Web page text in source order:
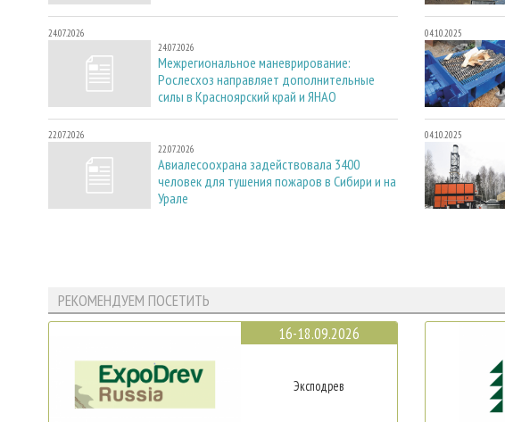
24.07.2026
24.07.2026
Межрегиональное маневрирование:
Рослесхоз направляет дополнительные
силы в Красноярский край и ЯНАО
22.07.2026
22.07.2026
Авиалесоохрана задействовала 3400
человек для тушения пожаров в Сибири и на
Урале
04.10.2025
04.10.2025
РЕКОМЕНДУЕМ ПОСЕТИТЬ
16-18.09.2026
Эксподрев